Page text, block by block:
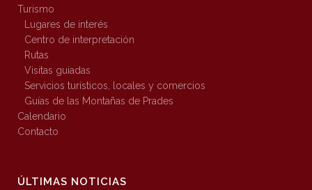
Turismo
Lugares de interés
Centro de interpretación
Rutas
Visitas guiadas
Servicios turísticos, locales y comercios
Guías de las Montañas de Prades
Calendario
Contacto
ÚLTIMAS NOTICIAS